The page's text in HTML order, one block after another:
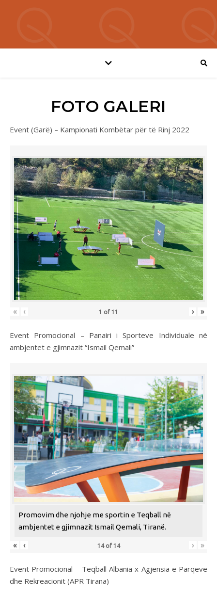
FOTO GALERI
Event (Garë) – Kampionati Kombëtar për të Rinj 2022
« ‹ 1 of 11 › »
Event Promocional – Panairi i Sporteve Individuale në
ambjentet e gjimnazit “Ismail Qemali”
Promovim dhe njohje me sportin e Teqball në
ambjentet e gjimnazit Ismail Qemali, Tiranë.
« ‹ 14of 14 › »
Event Promocional – Teqball Albania x Agjensia e Parqeve
dhe Rekreacionit (APR Tirana)